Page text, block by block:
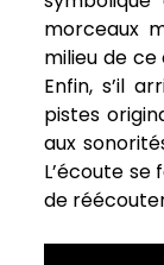
morceaux
milieu de
Enfin, s’il
pistes
aux
L’écoute
de